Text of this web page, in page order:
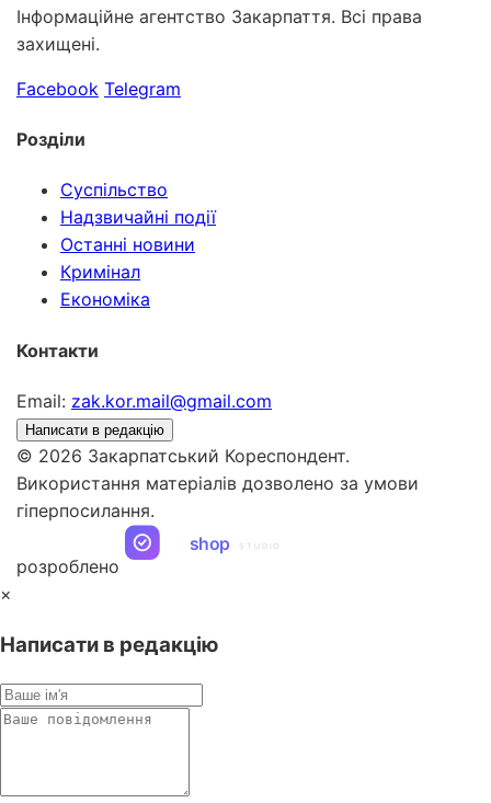
Інформаційне агентство Закарпаття. Всі права
захищені.
Facebook Telegram
Розділи
Суспільство
Надзвичайні події
Останні новини
Кримінал
Економіка
Контакти
Email: zak.kor.mail@gmail.com
Написати в редакцію
© 2026 Закарпатський Кореспондент.
Використання матеріалів дозволено за умови
гіперпосилання.
розроблено
shop STUDIO
×
Написати в редакцію